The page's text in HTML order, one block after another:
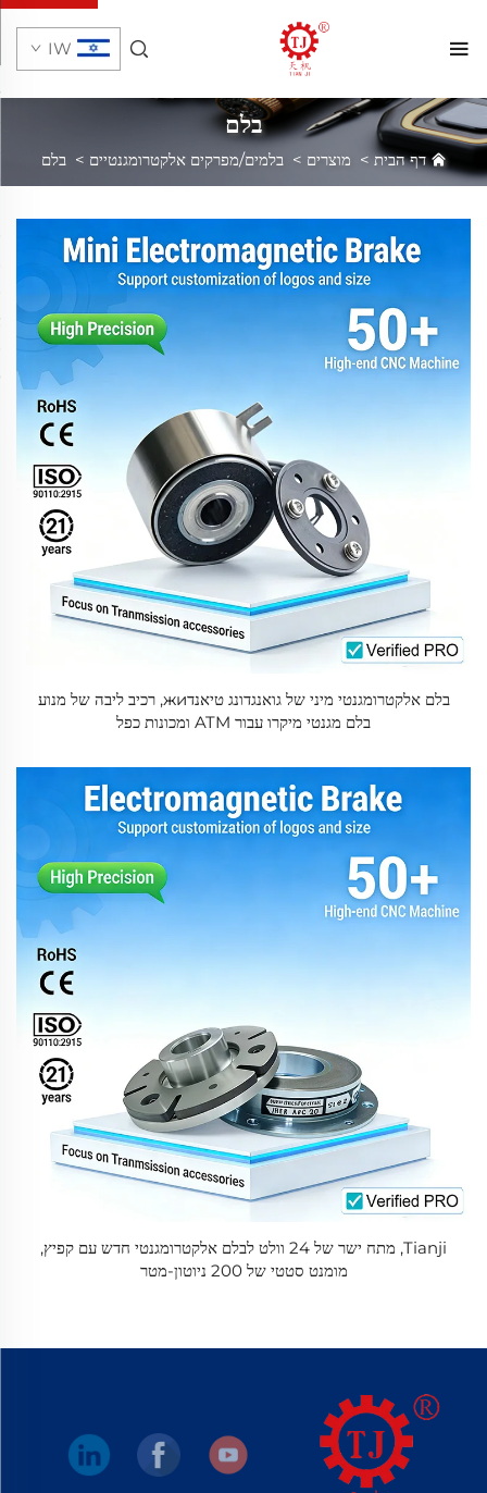
IW
בלם
דף הבית > מוצרים >בלמים/מפרקים אלקטרומגנטיים >בלם
בלם אלקטרומגנטי מיני של גואנגדונג טיאנדжи, רכיב ליבה של מנוע
בלם מגנטי מיקרו עבור ATM ומכונות כפל
Tianji, מתח ישר של 24 וולט לבלם אלקטרומגנטי חדש עם קפיץ,
מומנט סטטי של 200 ניוטון-מטר